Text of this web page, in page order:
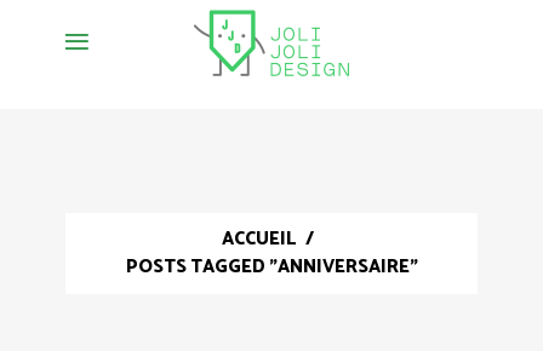
ACCUEIL /
POSTS TAGGED "ANNIVERSAIRE"